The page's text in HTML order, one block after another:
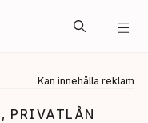
Kan innehålla reklam
, PRIVATLÅN